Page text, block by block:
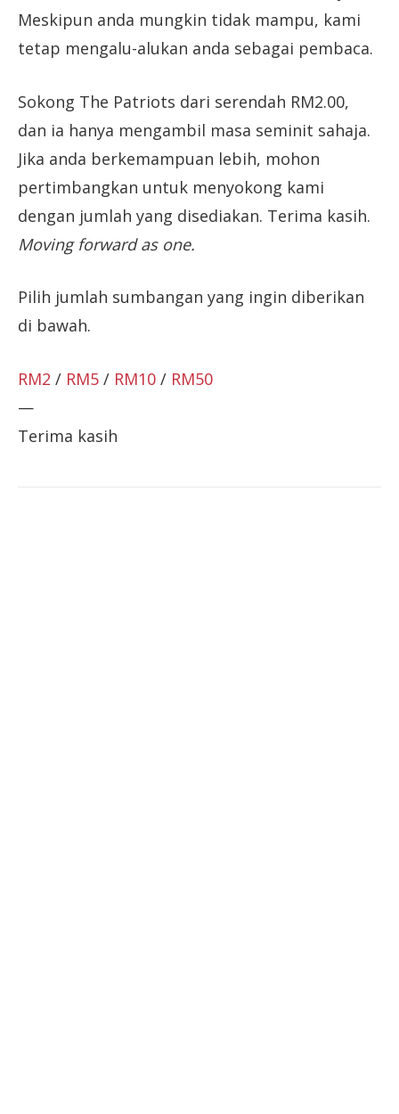
Meskipun anda mungkin tidak mampu, kami
tetap mengalu-alukan anda sebagai pembaca.
Sokong The Patriots dari serendah RM2.00,
dan ia hanya mengambil masa seminit sahaja.
Jika anda berkemampuan lebih, mohon
pertimbangkan untuk menyokong kami
dengan jumlah yang disediakan. Terima kasih.
Moving forward as one.
Pilih jumlah sumbangan yang ingin diberikan
di bawah.
RM2 / RM5 / RM10 / RM50
—
Terima kasih